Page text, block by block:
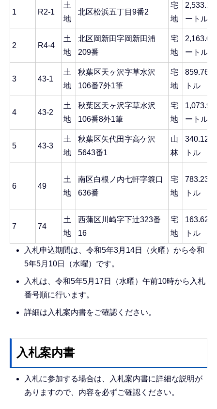
1 R2-1
土
地
北区松浜五丁目9番2
宅
地
ートル
2 R4-4
土
地
北区岡新田字岡新田浦
209番
宅
地
ートル
3 43-1
土
地
秋葉区天ヶ沢字草水沢
106番7外1筆
宅
地
859.76
トル
4 43-2
土
地
秋葉区天ヶ沢字草水沢
106番8外1筆
宅
地
ートル
5 43-3
土
地
秋葉区矢代田字高ケ沢
5643番1
山
林
340.12
トル
6 49
土
地
南区白根ノ内七軒字簔口
636番
宅
地
783.23
トル
7 74
土
地
西蒲区川崎字下辻323番
16
宅
地
163.62
トル
入札申込期間は、令和5年3月14日（火曜）から令和
5年5月10日（水曜）です。
入札は、令和5年5月17日（水曜）午前10時から入札
番号順に行います。
詳細は入札案内書をご確認ください。
入札案内書
入札に参加する場合は、入札案内書に詳細な説明が
ありますので、内容を必ずご確認ください。